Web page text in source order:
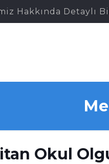
Hakkında Detaylı
Okul